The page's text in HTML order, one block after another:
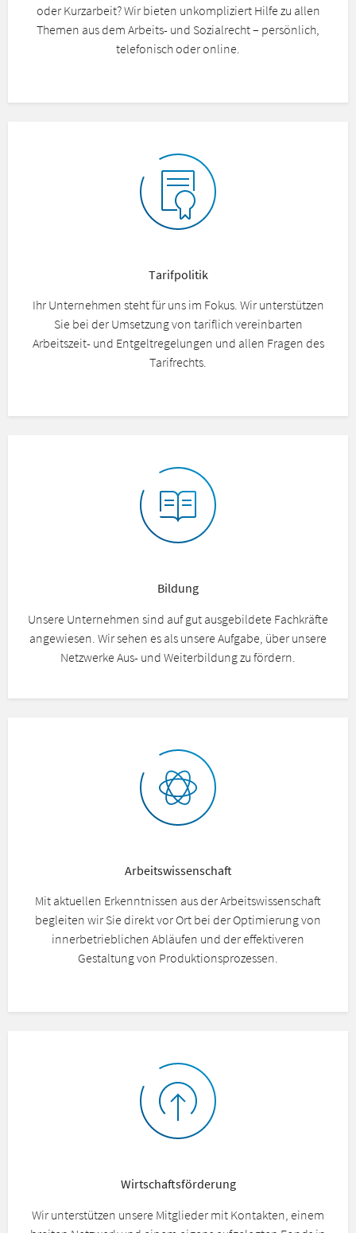
oder Kurzarbeit? Wir bieten unkompliziert Hilfe zu allen
Themen aus dem Arbeits- und Sozialrecht – persönlich,
telefonisch oder online.
Tarifpolitik
Ihr Unternehmen steht für uns im Fokus. Wir unterstützen
Sie bei der Umsetzung von tariflich vereinbarten
Arbeitszeit- und Entgeltregelungen und allen Fragen des
Tarifrechts.
Bildung
Unsere Unternehmen sind auf gut ausgebildete Fachkräfte
angewiesen. Wir sehen es als unsere Aufgabe, über unsere
Netzwerke Aus- und Weiterbildung zu fördern.
Arbeitswissenschaft
Mit aktuellen Erkenntnissen aus der Arbeitswissenschaft
begleiten wir Sie direkt vor Ort bei der Optimierung von
innerbetrieblichen Abläufen und der effektiveren
Gestaltung von Produktionsprozessen.
Wirtschaftsförderung
Wir unterstützen unsere Mitglieder mit Kontakten, einem